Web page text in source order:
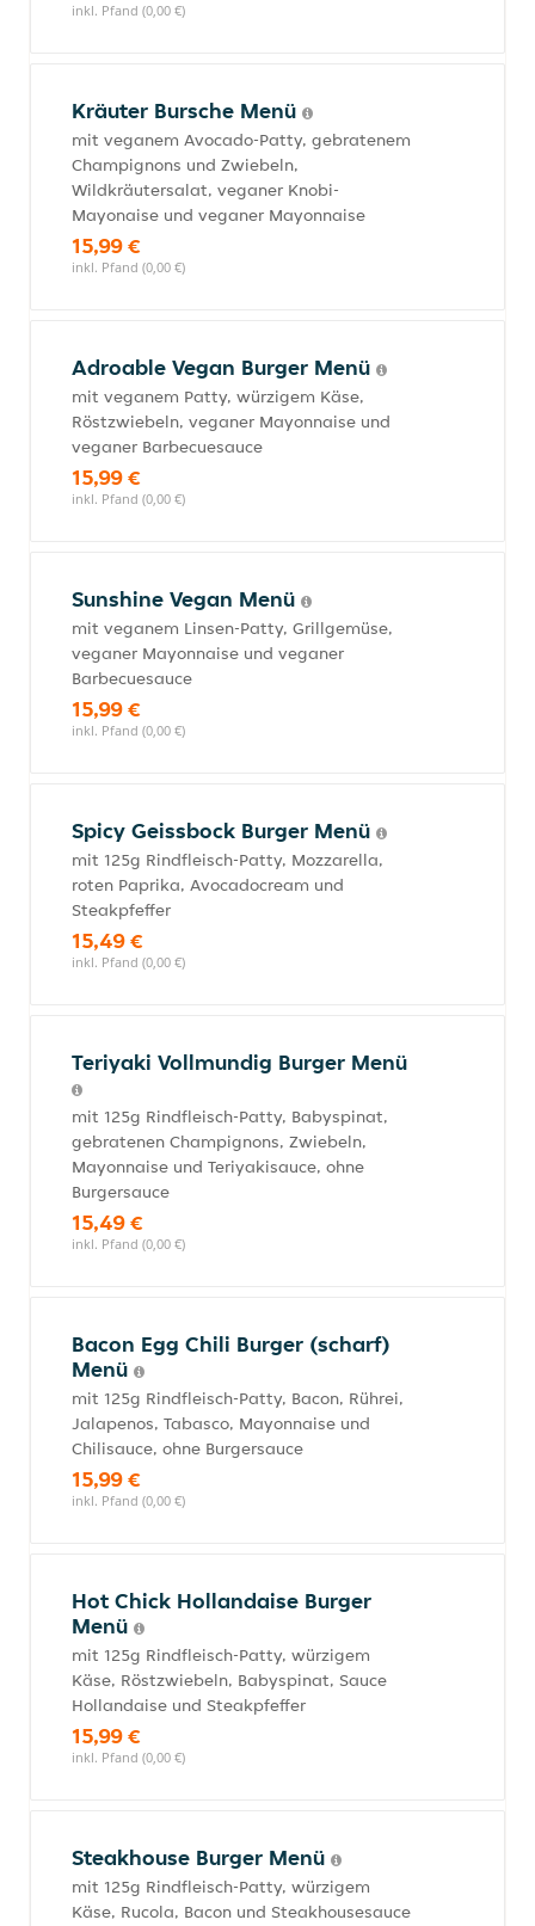
inkl. Pfand (0,00 €)
Kräuter Bursche Menü
mit veganem Avocado-Patty, gebratenem
Champignons und Zwiebeln,
Wildkräutersalat, veganer Knobi-
Mayonaise und veganer Mayonnaise
15,99 €
inkl. Pfand (0,00 €)
Adroable Vegan Burger Menü
mit veganem Patty, würzigem Käse,
Röstzwiebeln, veganer Mayonnaise und
veganer Barbecuesauce
15,99 €
inkl. Pfand (0,00 €)
Sunshine Vegan Menü
mit veganem Linsen-Patty, Grillgemüse,
veganer Mayonnaise und veganer
Barbecuesauce
15,99 €
inkl. Pfand (0,00 €)
Spicy Geissbock Burger Menü
mit 125g Rindfleisch-Patty, Mozzarella,
roten Paprika, Avocadocream und
Steakpfeffer
15,49 €
inkl. Pfand (0,00 €)
Teriyaki Vollmundig Burger Menü
mit 125g Rindfleisch-Patty, Babyspinat,
gebratenen Champignons, Zwiebeln,
Mayonnaise und Teriyakisauce, ohne
Burgersauce
15,49 €
inkl. Pfand (0,00 €)
Bacon Egg Chili Burger (scharf)
Menü
mit 125g Rindfleisch-Patty, Bacon, Rührei,
Jalapenos, Tabasco, Mayonnaise und
Chilisauce, ohne Burgersauce
15,99 €
inkl. Pfand (0,00 €)
Hot Chick Hollandaise Burger
Menü
mit 125g Rindfleisch-Patty, würzigem
Käse, Röstzwiebeln, Babyspinat, Sauce
Hollandaise und Steakpfeffer
15,99 €
inkl. Pfand (0,00 €)
Steakhouse Burger Menü
mit 125g Rindfleisch-Patty, würzigem
Käse, Rucola, Bacon und Steakhousesauce